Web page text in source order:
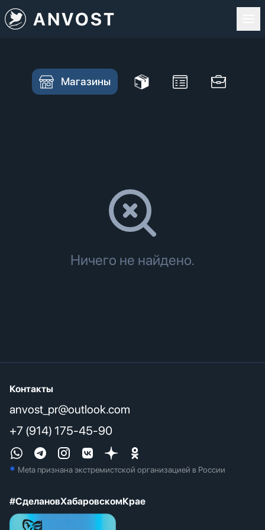
ANVOST
Магазины
Ничего не найдено.
Контакты
anvost_pr@outlook.com
+7 (914) 175-45-90
* Meta признана экстремистcкой организацией в России
#СделановХабаровскомКрае